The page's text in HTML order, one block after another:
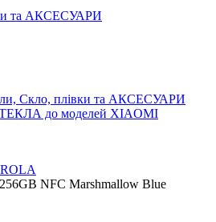
та АКСЕСУАРИ
Скло, плівки та АКСЕСУАРИ
до моделей XIAOMI
NFC Marshmallow Blue